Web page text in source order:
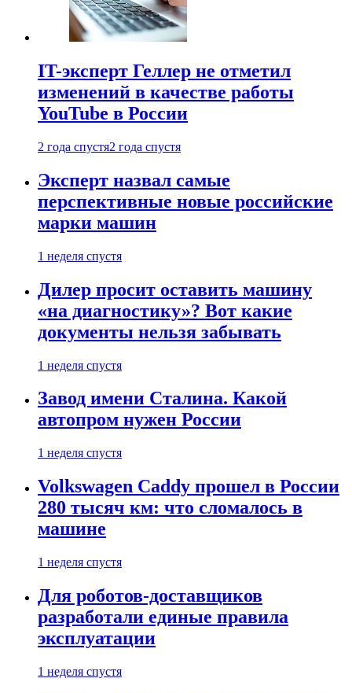
IT-эксперт Геллер не отметил
изменений в качестве работы
YouTube в России
2 года спустя2 года спустя
Эксперт назвал самые
перспективные новые российские
марки машин
1 неделя спустя
Дилер просит оставить машину
«на диагностику»? Вот какие
документы нельзя забывать
1 неделя спустя
Завод имени Сталина. Какой
автопром нужен России
1 неделя спустя
Volkswagen Caddy прошел в России
280 тысяч км: что сломалось в
машине
1 неделя спустя
Для роботов-доставщиков
разработали единые правила
эксплуатации
1 неделя спустя